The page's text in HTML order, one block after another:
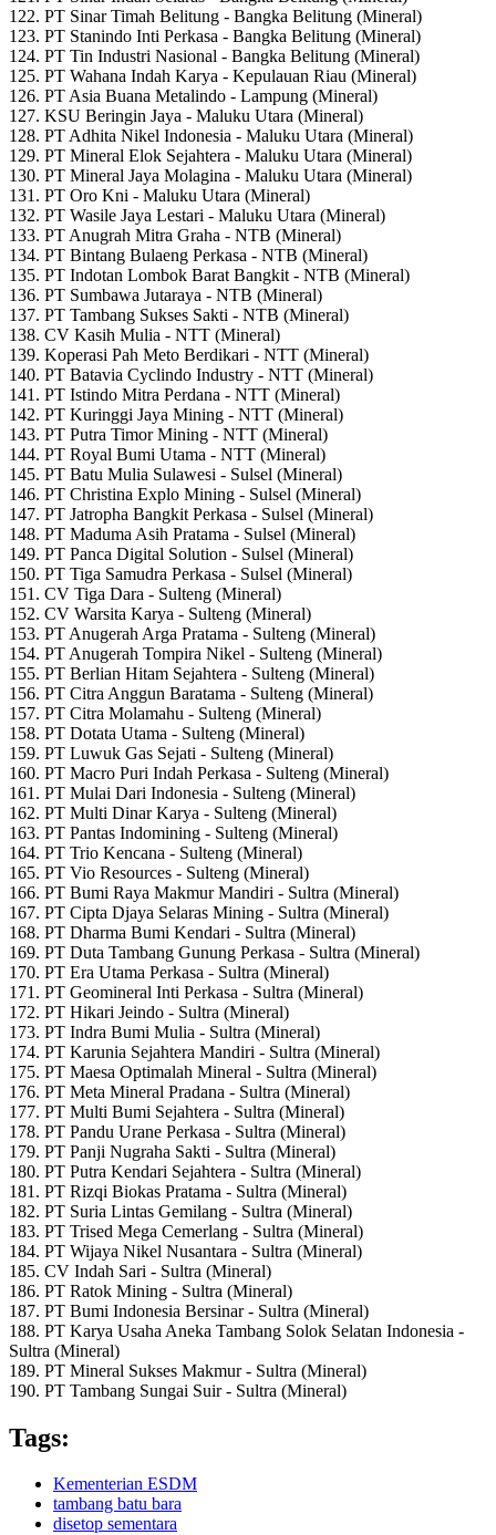
122. PT Sinar Timah Belitung - Bangka Belitung (Mineral)
123. PT Stanindo Inti Perkasa - Bangka Belitung (Mineral)
124. PT Tin Industri Nasional - Bangka Belitung (Mineral)
125. PT Wahana Indah Karya - Kepulauan Riau (Mineral)
126. PT Asia Buana Metalindo - Lampung (Mineral)
127. KSU Beringin Jaya - Maluku Utara (Mineral)
128. PT Adhita Nikel Indonesia - Maluku Utara (Mineral)
129. PT Mineral Elok Sejahtera - Maluku Utara (Mineral)
130. PT Mineral Jaya Molagina - Maluku Utara (Mineral)
131. PT Oro Kni - Maluku Utara (Mineral)
132. PT Wasile Jaya Lestari - Maluku Utara (Mineral)
133. PT Anugrah Mitra Graha - NTB (Mineral)
134. PT Bintang Bulaeng Perkasa - NTB (Mineral)
135. PT Indotan Lombok Barat Bangkit - NTB (Mineral)
136. PT Sumbawa Jutaraya - NTB (Mineral)
137. PT Tambang Sukses Sakti - NTB (Mineral)
138. CV Kasih Mulia - NTT (Mineral)
139. Koperasi Pah Meto Berdikari - NTT (Mineral)
140. PT Batavia Cyclindo Industry - NTT (Mineral)
141. PT Istindo Mitra Perdana - NTT (Mineral)
142. PT Kuringgi Jaya Mining - NTT (Mineral)
143. PT Putra Timor Mining - NTT (Mineral)
144. PT Royal Bumi Utama - NTT (Mineral)
145. PT Batu Mulia Sulawesi - Sulsel (Mineral)
146. PT Christina Explo Mining - Sulsel (Mineral)
147. PT Jatropha Bangkit Perkasa - Sulsel (Mineral)
148. PT Maduma Asih Pratama - Sulsel (Mineral)
149. PT Panca Digital Solution - Sulsel (Mineral)
150. PT Tiga Samudra Perkasa - Sulsel (Mineral)
151. CV Tiga Dara - Sulteng (Mineral)
152. CV Warsita Karya - Sulteng (Mineral)
153. PT Anugerah Arga Pratama - Sulteng (Mineral)
154. PT Anugerah Tompira Nikel - Sulteng (Mineral)
155. PT Berlian Hitam Sejahtera - Sulteng (Mineral)
156. PT Citra Anggun Baratama - Sulteng (Mineral)
157. PT Citra Molamahu - Sulteng (Mineral)
158. PT Dotata Utama - Sulteng (Mineral)
159. PT Luwuk Gas Sejati - Sulteng (Mineral)
160. PT Macro Puri Indah Perkasa - Sulteng (Mineral)
161. PT Mulai Dari Indonesia - Sulteng (Mineral)
162. PT Multi Dinar Karya - Sulteng (Mineral)
163. PT Pantas Indomining - Sulteng (Mineral)
164. PT Trio Kencana - Sulteng (Mineral)
165. PT Vio Resources - Sulteng (Mineral)
166. PT Bumi Raya Makmur Mandiri - Sultra (Mineral)
167. PT Cipta Djaya Selaras Mining - Sultra (Mineral)
168. PT Dharma Bumi Kendari - Sultra (Mineral)
169. PT Duta Tambang Gunung Perkasa - Sultra (Mineral)
170. PT Era Utama Perkasa - Sultra (Mineral)
171. PT Geomineral Inti Perkasa - Sultra (Mineral)
172. PT Hikari Jeindo - Sultra (Mineral)
173. PT Indra Bumi Mulia - Sultra (Mineral)
174. PT Karunia Sejahtera Mandiri - Sultra (Mineral)
175. PT Maesa Optimalah Mineral - Sultra (Mineral)
176. PT Meta Mineral Pradana - Sultra (Mineral)
177. PT Multi Bumi Sejahtera - Sultra (Mineral)
178. PT Pandu Urane Perkasa - Sultra (Mineral)
179. PT Panji Nugraha Sakti - Sultra (Mineral)
180. PT Putra Kendari Sejahtera - Sultra (Mineral)
181. PT Rizqi Biokas Pratama - Sultra (Mineral)
182. PT Suria Lintas Gemilang - Sultra (Mineral)
183. PT Trised Mega Cemerlang - Sultra (Mineral)
184. PT Wijaya Nikel Nusantara - Sultra (Mineral)
185. CV Indah Sari - Sultra (Mineral)
186. PT Ratok Mining - Sultra (Mineral)
187. PT Bumi Indonesia Bersinar - Sultra (Mineral)
188. PT Karya Usaha Aneka Tambang Solok Selatan Indonesia -
Sultra (Mineral)
189. PT Mineral Sukses Makmur - Sultra (Mineral)
190. PT Tambang Sungai Suir - Sultra (Mineral)
Tags:
Kementerian ESDM
tambang batu bara
disetop sementara